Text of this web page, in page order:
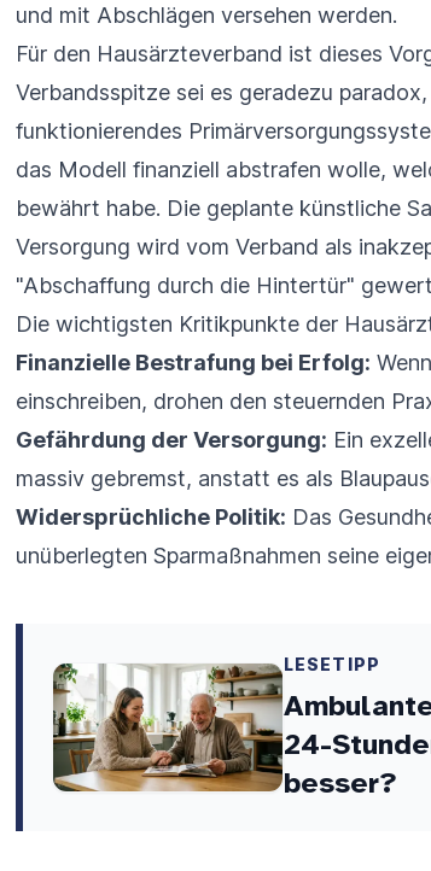
und mit Abschlägen versehen werden.
Für den Hausärzteverband ist dieses
Verbandsspitze sei es geradezu
funktionierendes
das Modell finanziell abstrafen wolle,
bewährt habe. Die geplante künstliche
Versorgung wird vom Verband als
"Abschaffung durch die Hintertür"
Die wichtigsten Kritikpunkte der
Finanzielle Bestrafung bei Erfolg:
einschreiben, drohen den steuernden
Gefährdung der Versorgung: Ein
massiv gebremst, anstatt es als
Widersprüchliche Politik: Das
unüberlegten Sparmaßnahmen seine
LESETIPP
24-
besser?